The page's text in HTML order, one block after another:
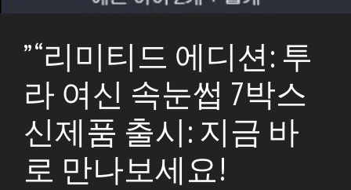
” “리미티드 에디션: 투
라 여신 속눈썹 7박스
신제품 출시: 지금 바
로 만나보세요!